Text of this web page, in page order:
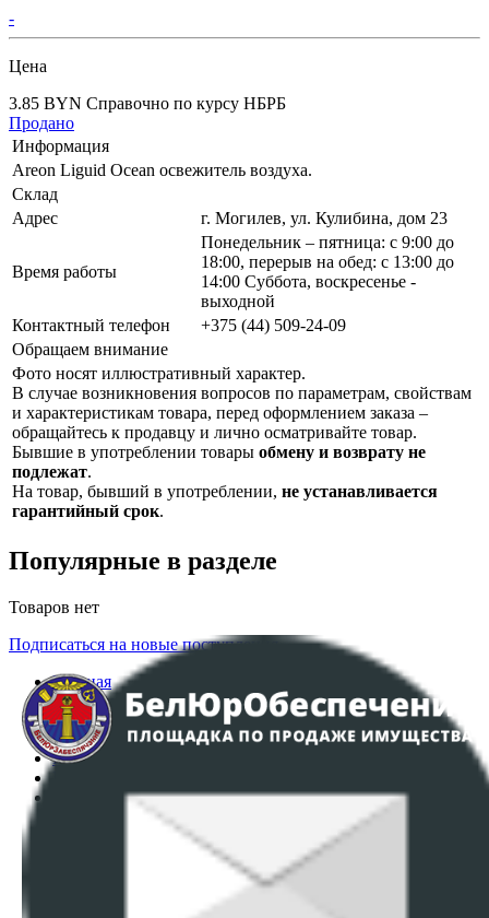
-
Цена
3.85 BYN Справочно по курсу НБРБ
Продано
Информация
Areon Liguid Ocean освежитель воздуха.
Склад
Адрес
г. Могилев, ул. Кулибина, дом 23
Время работы
Понедельник – пятница: с 9:00 до
18:00, перерыв на обед: с 13:00 до
14:00 Суббота, воскресенье -
выходной
Контактный телефон
+375 (44) 509-24-09
Обращаем внимание
Фото носят иллюстративный характер.
В случае возникновения вопросов по параметрам, свойствам
и характеристикам товара, перед оформлением заказа –
обращайтесь к продавцу и лично осматривайте товар.
Бывшие в употреблении товары обмену и возврату не
подлежат.
На товар, бывший в употреблении, не устанавливается
гарантийный срок.
Популярные в разделе
Товаров нет
Подписаться на новые поступления
Главная
Аукционы
Интернет-магазин
Регламент организации и проведения торгов
Политика в отношении обработки персональных
ПОЛОЖЕНИЕ О ПОЛИТИКЕ ОБРАБОТКИ COOKIE-
Настройки cookie-файлов